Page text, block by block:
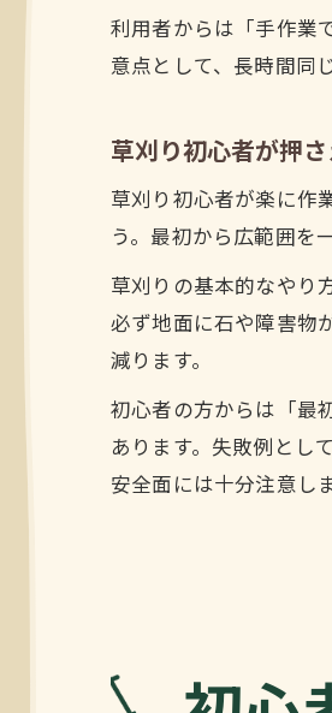
利用者からは「手作業
意点として、長時間同
草刈り初心者が押
草刈り初心者が楽に作
う。最初から広範囲を
草刈りの基本的なやり
必ず地面に石や障害物
減ります。
初心者の方からは「最
あります。失敗例とし
安全面には十分注意し